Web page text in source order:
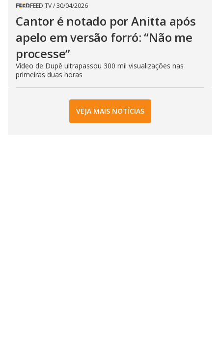
FEED TV/30/04/2026
Cantor é notado por Anitta após
apelo em versão forró: “Não me
processe”
Vídeo de Dupê ultrapassou 300 mil visualizações nas
primeiras duas horas
VEJA MAIS NOTÍCIAS